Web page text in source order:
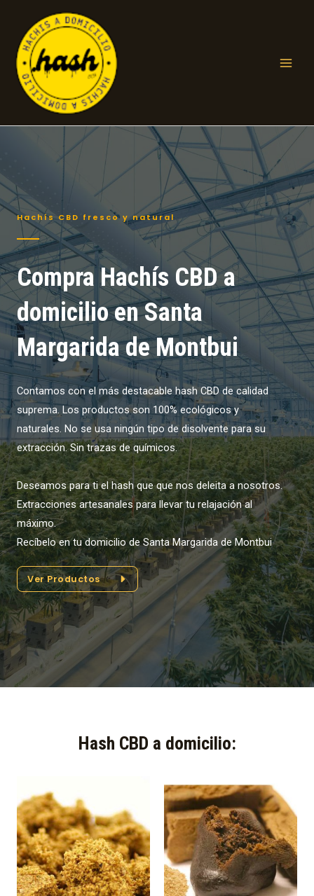
contenido
Hachís CBD fresco y natural
Compra Hachís CBD a
domicilio en Santa
Margarida de Montbui
Contamos con el más destacable hash CBD de calidad
suprema. Los productos son 100% ecológicos y
naturales. No se usa ningún tipo de disolvente para su
extracción. Sin trazas de químicos.
Deseamos para ti el hash que que nos deleita a nosotros.
Extracciones artesanales para llevar tu relajación al
máximo.
Recíbelo en tu domicilio de Santa Margarida de Montbui
Ver Productos
Hash CBD a domicilio:​